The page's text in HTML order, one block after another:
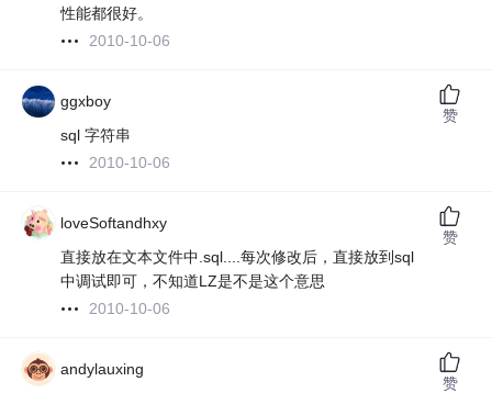
性能都很好。
2010-10-06
ggxboy
sql 字符串
2010-10-06
赞
loveSoftandhxy
直接放在文本文件中.sql....每次修改后，直接放到sql
中调试即可，不知道LZ是不是这个意思
2010-10-06
赞
andylauxing
赞